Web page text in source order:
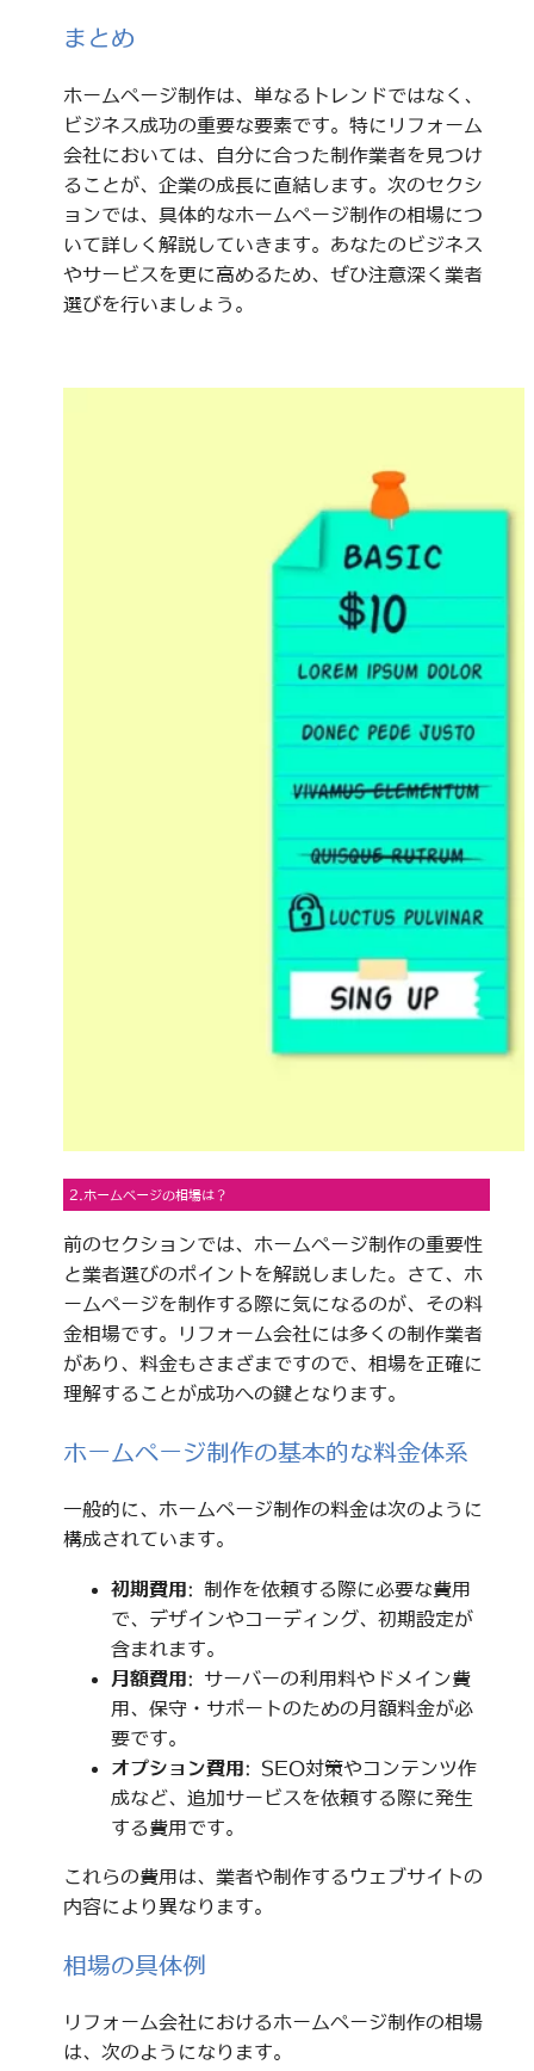
まとめ
ホームページ制作は、単なるトレンドではなく、
ビジネス成功の重要な要素です。特にリフォーム
会社においては、自分に合った制作業者を見つけ
ることが、企業の成長に直結します。次のセクシ
ョンでは、具体的なホームページ制作の相場につ
いて詳しく解説していきます。あなたのビジネス
やサービスを更に高めるため、ぜひ注意深く業者
選びを行いましょう。
2.ホームページの相場は？
前のセクションでは、ホームページ制作の重要性
と業者選びのポイントを解説しました。さて、ホ
ームページを制作する際に気になるのが、その料
金相場です。リフォーム会社には多くの制作業者
があり、料金もさまざまですので、相場を正確に
理解することが成功への鍵となります。
ホームページ制作の基本的な料金体系
一般的に、ホームページ制作の料金は次のように
構成されています。
初期費用: 制作を依頼する際に必要な費用
で、デザインやコーディング、初期設定が
含まれます。
月額費用: サーバーの利用料やドメイン費
用、保守・サポートのための月額料金が必
要です。
オプション費用: SEO対策やコンテンツ作
成など、追加サービスを依頼する際に発生
する費用です。
これらの費用は、業者や制作するウェブサイトの
内容により異なります。
相場の具体例
リフォーム会社におけるホームページ制作の相場
は、次のようになります。